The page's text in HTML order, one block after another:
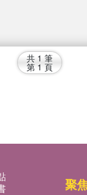
共 1 筆
第 1 頁
聚